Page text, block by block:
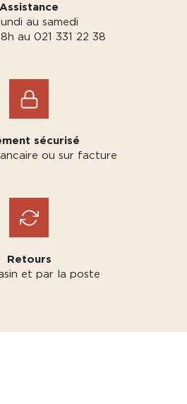
Assistance
au samedi
au 021 331 22 38
sécurisé
ou sur facture
Retours
et par la poste